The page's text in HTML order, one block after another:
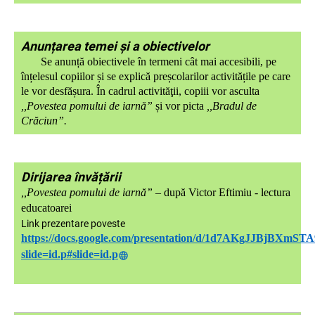
Anunțarea temei și a obiectivelor
Se anunță obiectivele în termeni cât mai accesibili, pe
înțelesul copiilor și se explică preșcolarilor activitățile pe care
le vor desfășura. În cadrul activităţii, copiii vor asculta
Povestea pomului de iarnă” și vor picta
,,Bradul de
Crăciun”.
Dirijarea învățării
,,Povestea pomului de iarnă” – după Victor Eftimiu - lectura
educatoarei
Link prezentare poveste
https://docs.google.com/presentation/d/
slide=id.p#slide=id.p